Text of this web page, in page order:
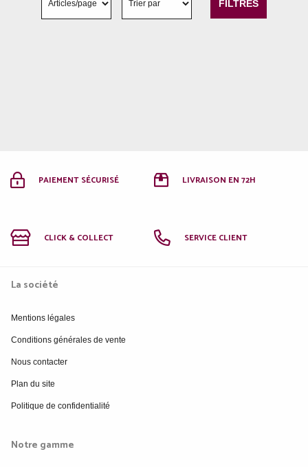
FILTRES
PAIEMENT SÉCURISÉ LIVRAISON EN 72H
CLICK & COLLECT SERVICE CLIENT
La société
Mentions légales
Conditions générales de vente
Nous contacter
Plan du site
Politique de confidentialité
Notre gamme